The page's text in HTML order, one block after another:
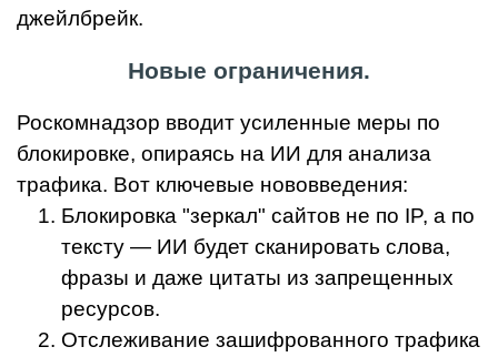
джейлбрейк.
Новые ограничения.
Роскомнадзор вводит усиленные меры по
блокировке, опираясь на ИИ для анализа
трафика. Вот ключевые нововведения:
Блокировка "зеркал" сайтов не по IP, а по
тексту — ИИ будет сканировать слова,
фразы и даже цитаты из запрещенных
ресурсов.
Отслеживание зашифрованного трафика